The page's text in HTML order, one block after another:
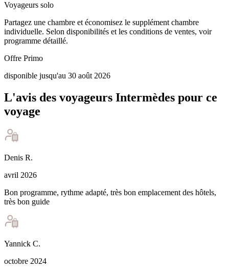
Voyageurs solo
Partagez une chambre et économisez le supplément chambre
individuelle. Selon disponibilités et les conditions de ventes, voir
programme détaillé.
Offre Primo
disponible jusqu'au 30 août 2026
L'avis des voyageurs Intermèdes pour ce
voyage
Denis R.
avril 2026
Bon programme, rythme adapté, très bon emplacement des hôtels,
très bon guide
Yannick C.
octobre 2024